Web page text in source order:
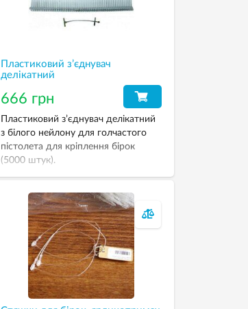
Пластиковий з’єднувач
делікатний
666 грн
Пластиковий з’єднувач делікатний
з білого нейлону для голчастого
пістолета для кріплення бірок
(5000 штук).